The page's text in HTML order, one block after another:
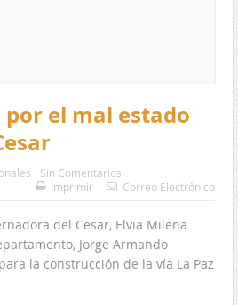
el mal estado
Sin Comentarios
Imprimir
Correo Electrónico
del Cesar, Elvia Milena
Jorge Armando
la construcción de la vía La Paz